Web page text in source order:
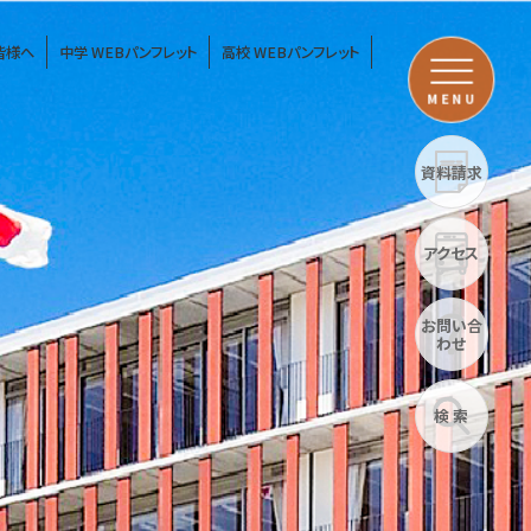
様へ 中学 WEBパンフレット 高校 WEBパンフレット
MENU
資料請求
アクセス
お問い合
わせ
検 索